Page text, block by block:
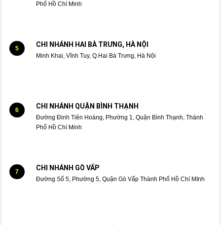
Phố Hồ Chí Minh
5 CHI NHÁNH HAI BÀ TRƯNG, HÀ NỘI
Minh Khai, Vĩnh Tuy, Q.Hai Bà Trưng, Hà Nội
6 CHI NHÁNH QUẬN BÌNH THẠNH
Đường Đinh Tiên Hoàng, Phường 1, Quận Bình Thạnh, Thành
Phố Hồ Chí Minh
7 CHI NHÁNH GÒ VẤP
Đường Số 5, Phường 5, Quận Gò Vấp Thành Phố Hồ Chí MInh